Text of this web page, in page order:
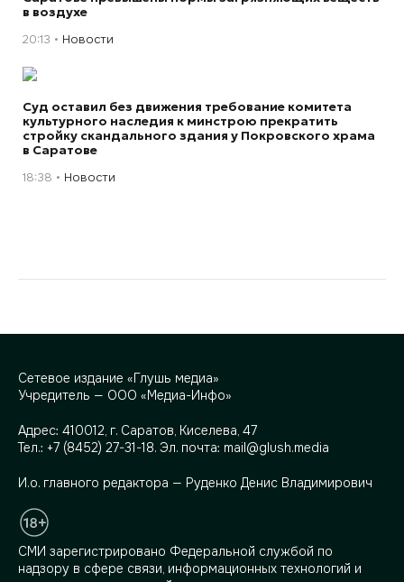
в воздухе
20:13 Новости
Суд оставил без движения требование комитета
культурного наследия к минстрою прекратить
стройку скандального здания у Покровского храма
в Саратове
18:38 Новости
Сетевое издание «Глушь медиа»
Учредитель — ООО «Медиа-Инфо»
Адрес: 410012, г. Саратов, Киселева, 47
Тел.: +7 (8452) 27-31-18. Эл. почта: mail@glush.media
И.о. главного редактора — Руденко Денис Владимирович
СМИ зарегистрировано Федеральной службой по
надзору в сфере связи, информационных технологий и